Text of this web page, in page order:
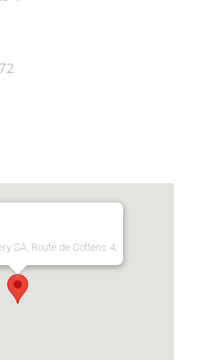
SA, Route de Cottens 4,